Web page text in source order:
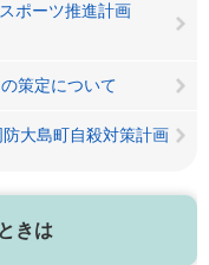
ポーツ推進計画
策定について
大島町自殺対策計画
きは